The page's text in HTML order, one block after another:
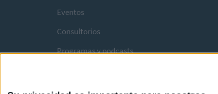
Eventos
Consultorios
Programas y podcasts